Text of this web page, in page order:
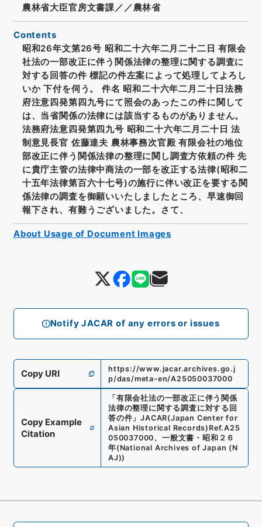
Notify JACAR of any errors or issues
農林省大臣官房文書課／／農林省
Contents
昭和26年文第26号 昭和二十六年二月二十二日 有限会
社法の一部改正に伴う関係法律の整理に関する調査に
対する回答の件 標記の件左案によって処理してよろし
いか 下付を伺う。 件名 昭和二十六年二月二十日法務
府注意四発第四九号にて照会のあったこの件に関して
は、当省関係の法律には該当するものがありません。
法務府法意四発第四九号 昭和二十六年二月二十日 法
制意見長官 佐藤達夫 農林事務次官殿 有限会社の地位
部改正に伴う関係法律の整理に関し調査方依頼の件 先
に貴庁主管の法律中商法の一部を改正する法律(昭和二
十五年法律第百六十七号)の施行に伴い改正を要する関
係法律の調査を御願いいたしましたところ、早速御回
報下され、有難うございました。さて、
Copy URI
https://www.jacar.archives.go.j
p/das/meta-en/A25050037000
Copy Example
Citation
「 有限会社法の一部改正に伴う関係
法律の整理に関する調査に対する回
答の件 」JACAR(Japan Center for
Asian Historical Records) Ref.A25
050037000、 一般文書・昭和２６
年(National Archives of Japan (N
AJ))
About Usage of Document Images